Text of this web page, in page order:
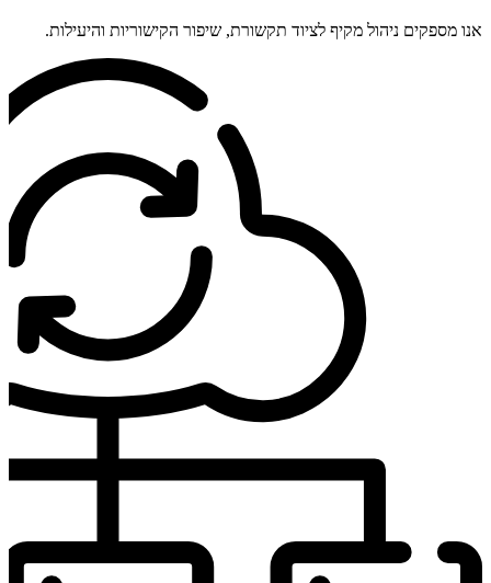
אנו מספקים ניהול מקיף לציוד תקשורת, שיפור הקישוריות והיעילות.